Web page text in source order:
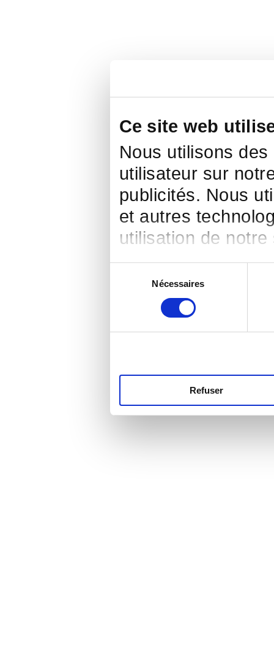
Ce site web
Nous utilisons
utilisateur sur
publicités. Nous
et autres
utilisation de notre
consentement
Nécessaires
Refuser